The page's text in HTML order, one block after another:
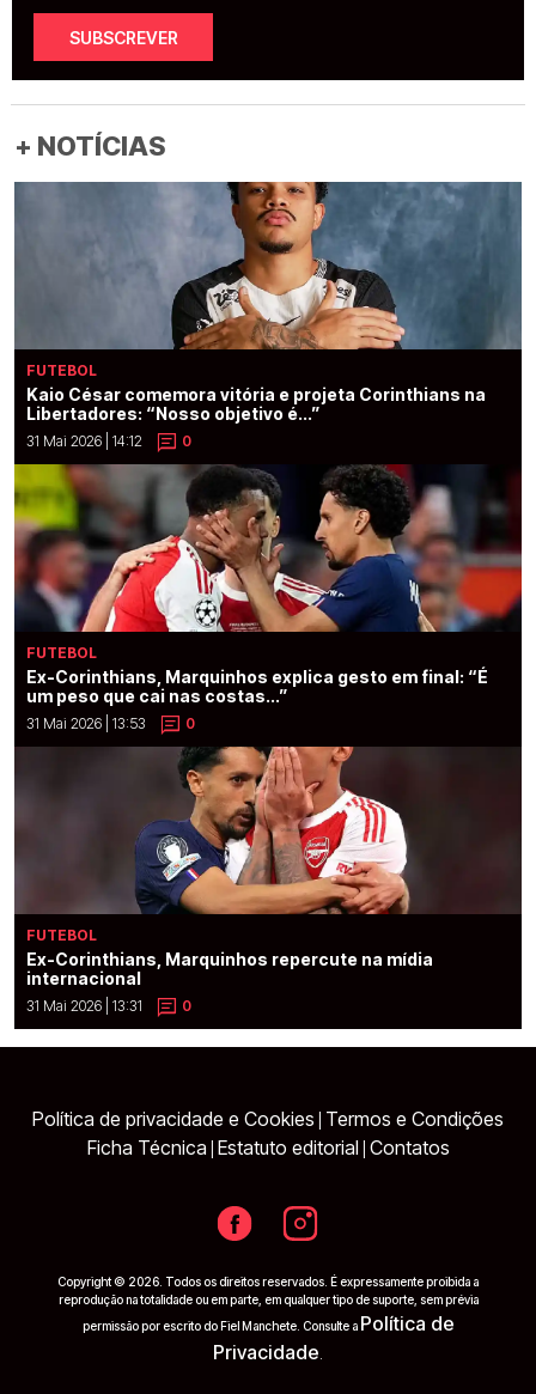
SUBSCREVER
+ NOTÍCIAS
FUTEBOL
Kaio César comemora vitória e projeta Corinthians na
Libertadores: “Nosso objetivo é...”
31 Mai 2026 | 14:12 0
FUTEBOL
Ex-Corinthians, Marquinhos explica gesto em final: “É
um peso que cai nas costas...”
31 Mai 2026 | 13:53 0
FUTEBOL
Ex-Corinthians, Marquinhos repercute na mídia
internacional
31 Mai 2026 | 13:31 0
Política de privacidade e Cookies Termos e Condições
Ficha Técnica Estatuto editorial Contatos
Copyright © 2026. Todos os direitos reservados. É expressamente proibida a
reprodução na totalidade ou em parte, em qualquer tipo de suporte, sem prévia
permissão por escrito do Fiel Manchete. Consulte a Política de
Privacidade